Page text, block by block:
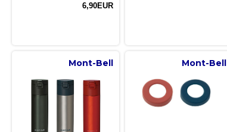
6,90EUR
Mont-Bell Mont-Bell